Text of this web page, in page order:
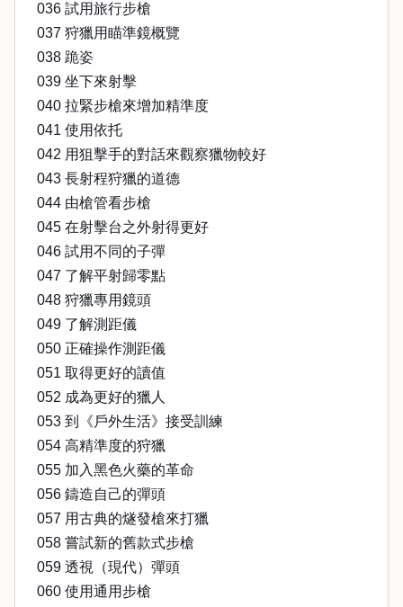
036 試用旅行步槍
037 狩獵用瞄準鏡概覽
038 跪姿
039 坐下來射擊
040 拉緊步槍來增加精準度
041 使用依托
042 用狙擊手的對話來觀察獵物較好
043 長射程狩獵的道德
044 由槍管看步槍
045 在射擊台之外射得更好
046 試用不同的子彈
047 了解平射歸零點
048 狩獵專用鏡頭
049 了解測距儀
050 正確操作測距儀
051 取得更好的讀值
052 成為更好的獵人
053 到《戶外生活》接受訓練
054 高精準度的狩獵
055 加入黑色火藥的革命
056 鑄造自己的彈頭
057 用古典的燧發槍來打獵
058 嘗試新的舊款式步槍
059 透視（現代）彈頭
060 使用通用步槍